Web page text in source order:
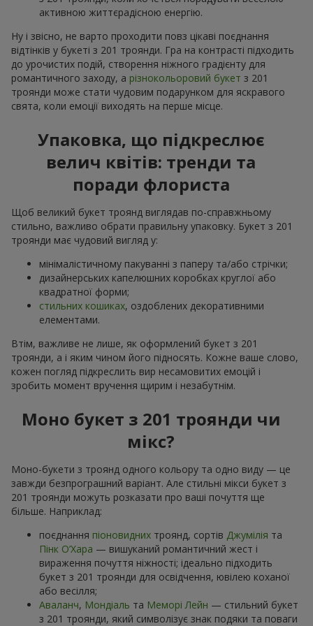
активною життєрадісною енергію.
Ну і звісно, не варто проходити повз цікаві поєднання
відтінків у букеті з 201 троянди. Гра на контрасті підходить
до урочистих подій, створення ніжного градієнту для
романтичного заходу, а різнокольоровий букет з 201
троянди може стати чудовим подарунком для яскравого
свята, коли емоції виходять на перше місце.
Упаковка, що підкреслює
велич квітів: тренди та
поради флориста
Щоб великий букет троянд виглядав по-справжньому
стильно, важливо обрати правильну упаковку. Букет з 201
троянди має чудовий вигляд у:
мінімалістичному пакуванні з паперу та/або стрічки;
дизайнерських капелюшних коробках круглої або
квадратної форми;
стильних кошиках, оздоблених декоративними
елементами.
Втім, важливе не лише, як оформлений букет з 201
троянди, а і яким чином його підносять. Кожне ваше слово,
кожен погляд підкреслить вир несамовитих емоцій і
зробить момент вручення щирим і незабутнім.
Моно букет з 201 троянди чи
мікс?
Моно-букети з троянд одного кольору та одно виду — це
завжди безпрограшний варіант. Але стильні мікси букет з
201 троянди можуть розказати про ваші почуття ще
більше. Наприклад:
поєднання піоновидних троянд, сортів Джумілія та
Пінк О’Хара — вишуканий романтичний жест і
вираження почуття ніжності; ідеально підходить
букет з 201 троянди для освідчення, ювілею коханої
або весілля;
Аваланч, Мондіаль та Меморі Лейн — стильний букет
з 201 троянди, який символізує знак подяки та поваги